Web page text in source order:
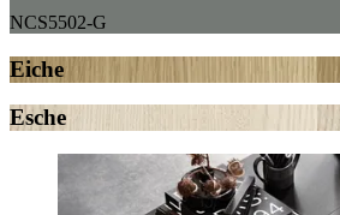
NCS5502-G
Eiche
Esche